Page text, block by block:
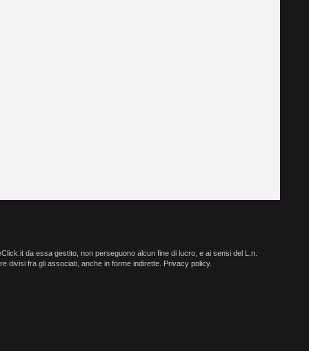
da essa gestito, non perseguono alcun fine di lucro, e ai sensi del L.n.
divisi fra gli associati, anche in forme indirette. Privacy policy.